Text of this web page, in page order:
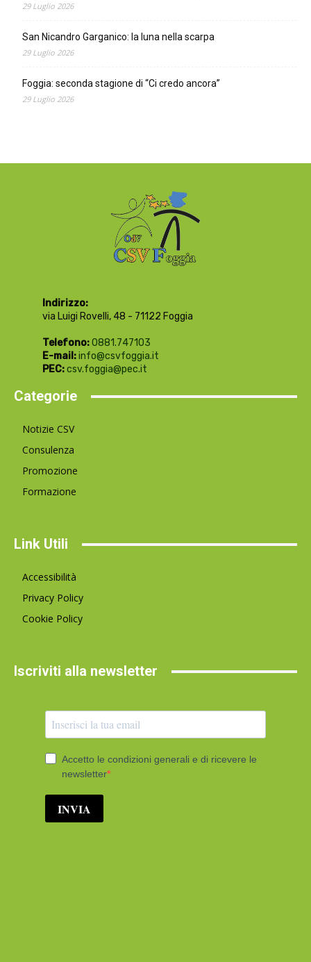
29 Luglio 2026
San Nicandro Garganico: la luna nella scarpa
29 Luglio 2026
Foggia: seconda stagione di “Ci credo ancora”
29 Luglio 2026
Indirizzo:
via Luigi Rovelli, 48 - 71122 Foggia
Telefono:0881.747103
E-mail:info@csvfoggia.it
PEC:csv.foggia@pec.it
Categorie
Notizie CSV
Consulenza
Promozione
Formazione
Link Utili
Accessibilità
Privacy Policy
Cookie Policy
Iscriviti alla newsletter